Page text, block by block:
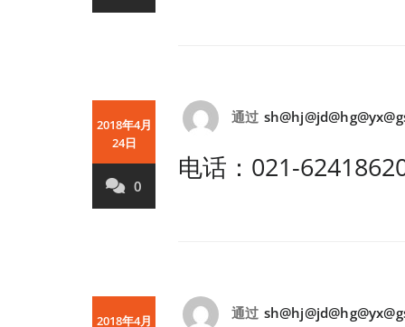
2018年4月
24日
0
通过
电话：021-
2018年4月
通过